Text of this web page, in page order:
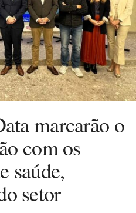
marcarão o
com os
saúde,
setor